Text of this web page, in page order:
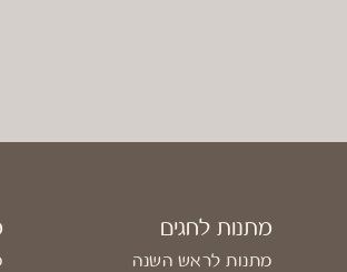
מתנות לחגים
מתנות לראש השנה